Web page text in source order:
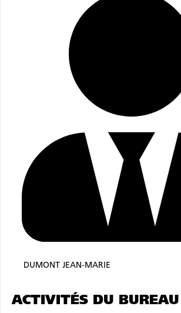
DUMONT JEAN-MARIE
ACTIVITÉS DU BUREAU